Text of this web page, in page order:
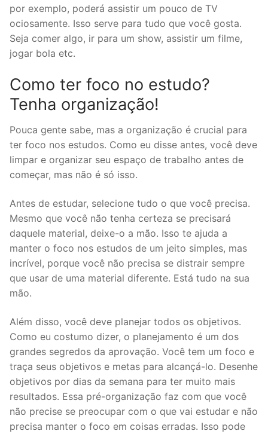
por exemplo, poderá assistir um pouco de TV
ociosamente. Isso serve para tudo que você gosta.
Seja comer algo, ir para um show, assistir um filme,
jogar bola etc.
Como ter foco no estudo?
Tenha organização!
Pouca gente sabe, mas a organização é crucial para
ter foco nos estudos. Como eu disse antes, você deve
limpar e organizar seu espaço de trabalho antes de
começar, mas não é só isso.
Antes de estudar, selecione tudo o que você precisa.
Mesmo que você não tenha certeza se precisará
daquele material, deixe-o a mão. Isso te ajuda a
manter o foco nos estudos de um jeito simples, mas
incrível, porque você não precisa se distrair sempre
que usar de uma material diferente. Está tudo na sua
mão.
Além disso, você deve planejar todos os objetivos.
Como eu costumo dizer, o planejamento é um dos
grandes segredos da aprovação. Você tem um foco e
traça seus objetivos e metas para alcançá-lo. Desenhe
objetivos por dias da semana para ter muito mais
resultados. Essa pré-organização faz com que você
não precise se preocupar com o que vai estudar e não
precisa manter o foco em coisas erradas. Isso pode